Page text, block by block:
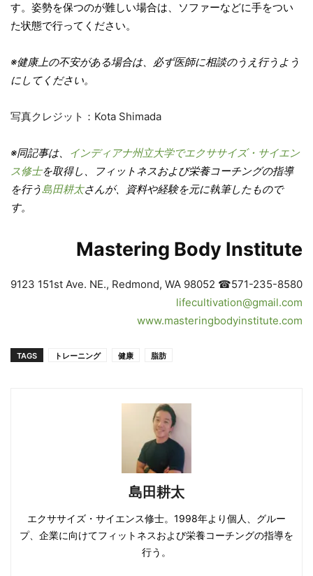
す。姿勢を保つのが難しい場合は、ソファーなどに手をつい
た状態で行ってください。
※健康上の不安がある場合は、必ず医師に相談のうえ行うよう
にしてください。
写真クレジット：Kota Shimada
※同記事は、
インディアナ州立大学でエクササイズ・サイエン
ス修士を取得し、フィットネスおよび栄養コーチングの指導
を行う島田耕太さんが、資料や経験を元に執筆したもので
す。
Mastering Body Institute
9123 151st Ave. NE., Redmond, WA 98052 ☎571-235-8580
lifecultivation@gmail.com
www.masteringbodyinstitute.com
TAGS トレーニング 健康 脂肪
島田耕太
エクササイズ・サイエンス修士。1998年より個人、グルー
プ、企業に向けてフィットネスおよび栄養コーチングの指導を
行う。